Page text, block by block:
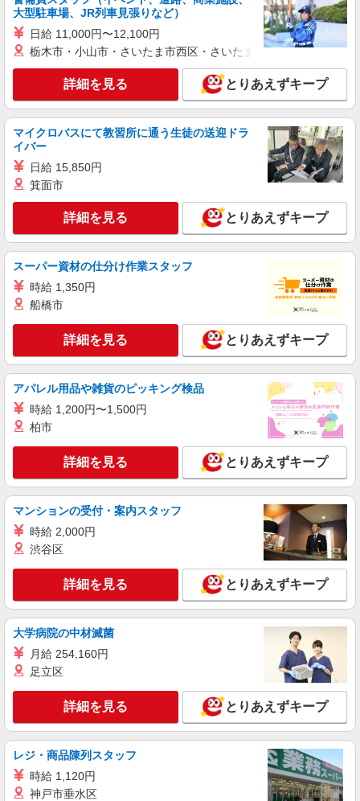
パート
生鮮市場TOPセキチュー上尾店
スーパーマーケットでの惣菜ベーカリースタッ
フ
＜パート＞ 時給1171円〜／16時以降時給1271
円〜 ★土曜・日曜・祝日は時給100円ＵＰ！
埼玉県上尾市須ケ谷1-240
キープ 詳細を見る
生鮮市場TOPセキチュー上尾店
スーパーマーケットでのフロアスタッフ
＜アルバイト＞ 時給1141円〜※大学生OK、高
キープ 詳細を見る
生鮮市場TOPセキチュー上尾店
スーパーマーケットでのフロアスタッフ
＜パート＞ 時給1171円〜／16時以降時給1271
円〜 ★土曜・日曜・祝日は時給100円ＵＰ！
埼玉県上尾市須ケ谷1-240
キープ 詳細を見る
パート
生鮮市場TOPセキチュー上尾店
スーパーマーケットでのフロアスタッフ
＜パート＞ 時給1171円〜／16時以降時給1271
円〜 ★土曜・日曜・祝日は時給100円ＵＰ！
埼玉県上尾市須ケ谷1-240
キープ 詳細を見る
パート
生鮮市場TOPセキチュー上尾店
スーパーマーケットでの夜間責任者
＜パート＞ 時給1400円〜／16時以降時給1500
円〜 ★土曜・日曜・祝日は時給100円ＵＰ！
大型駐車場、JR列車見張りなど）
日給 11,000円〜12,100円
栃木市・小山市・さいたま市西区・さいたま市岩槻区・久喜市・
詳細を見る とりあえずキープ
マイクロバスにて教習所に通う生徒の送迎ドラ
イバー
日給 15,850円
箕面市
詳細を見る とりあえずキープ
スーパー資材の仕分け作業スタッフ
時給 1,350円
船橋市
詳細を見る とりあえずキープ
アパレル用品や雑貨のピッキング検品
時給 1,200円〜1,500円
柏市
詳細を見る とりあえずキープ
マンションの受付・案内スタッフ
時給 2,000円
渋谷区
詳細を見る とりあえずキープ
大学病院の中材滅菌
月給 254,160円
足立区
詳細を見る とりあえずキープ
レジ・商品陳列スタッフ
時給 1,120円
神戸市垂水区